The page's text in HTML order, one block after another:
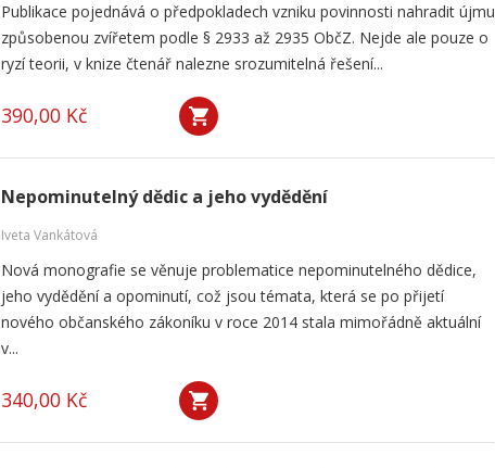
Publikace pojednává o předpokladech vzniku povinnosti nahradit újmu
způsobenou zvířetem podle § 2933 až 2935 ObčZ. Nejde ale pouze o
ryzí teorii, v knize čtenář nalezne srozumitelná řešení...
390,00 Kč
Nepominutelný dědic a jeho vydědění
Iveta Vankátová
Nová monografie se věnuje problematice nepominutelného dědice,
jeho vydědění a opominutí, což jsou témata, která se po přijetí
nového občanského zákoníku v roce 2014 stala mimořádně aktuální
v...
340,00 Kč